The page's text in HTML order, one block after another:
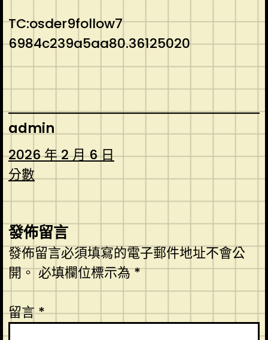
TC:osder9follow7
6984c239a5aa80.36125020
admin
2026 年 2 月 6 日
分數
發佈留言
發佈留言必須填寫的電子郵件地址不會公
開。必填欄位標示為*
留言*